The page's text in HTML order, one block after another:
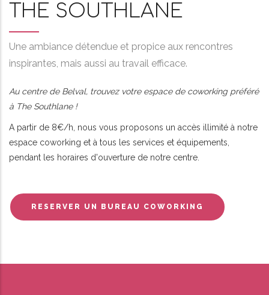
THE SOUTHLANE
Une ambiance détendue et propice aux rencontres
inspirantes, mais aussi au travail efficace.
Au centre de Belval, trouvez votre espace de coworking préféré
à The Southlane !
A partir de 8€/h, nous vous proposons un accès illimité à notre
espace coworking et à tous les services et équipements,
pendant les horaires d'ouverture de notre centre.
RESERVER UN BUREAU COWORKING